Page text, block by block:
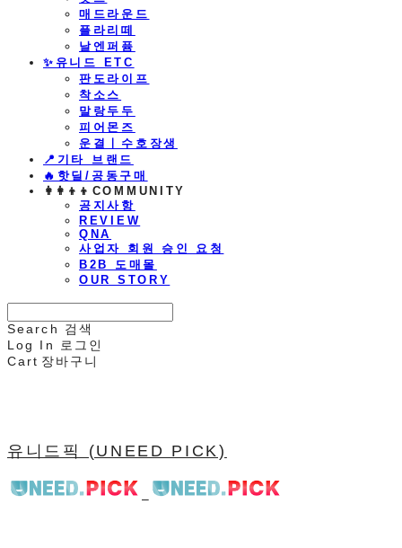
매드라운드
플라리떼
날엔퍼퓸
​✨유니드 ETC
판도라이프
착소스
말랑두두
피어몬즈
운결ㅣ수호장생
📍기타 브랜드
🔥핫딜/공동구매
👩‍👩‍👦‍👦COMMUNITY
공지사항
REVIEW
QNA
사업자 회원 승인 요청
B2B 도매몰
OUR STORY
Search
검색
Log In
로그인
Cart 장바구니
유니드픽 (UNEED PICK)